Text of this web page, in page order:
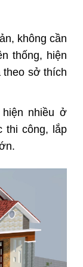
không cần
thống, hiện
theo sở thích
nhiều ở
thi công, lắp